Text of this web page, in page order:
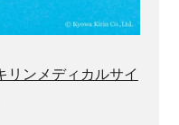
リンメディカルサイ